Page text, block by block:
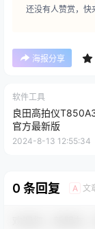
还没有人赞赏，快
海报分享
软件工具
良田高拍仪
官方最新版
2024-8-13 12:55:34
0 条回复 A 文